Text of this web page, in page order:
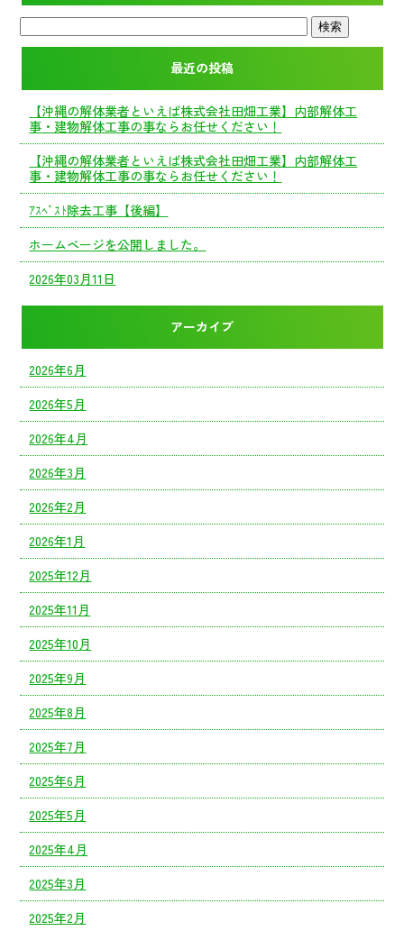
最近の投稿
【沖縄の解体業者といえば株式会社田畑工業】内部解体工
事・建物解体工事の事ならお任せください！
【沖縄の解体業者といえば株式会社田畑工業】内部解体工
事・建物解体工事の事ならお任せください！
ｱｽﾍﾞｽﾄ除去工事【後編】
ホームページを公開しました。
2026年03月11日
アーカイブ
2026年6月
2026年5月
2026年4月
2026年3月
2026年2月
2026年1月
2025年12月
2025年11月
2025年10月
2025年9月
2025年8月
2025年7月
2025年6月
2025年5月
2025年4月
2025年3月
2025年2月